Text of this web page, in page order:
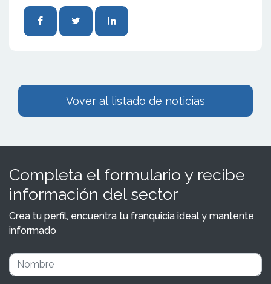
Vover al listado de noticias
Completa el formulario y recibe
información del sector
Crea tu perfil, encuentra tu franquicia ideal y mantente
informado